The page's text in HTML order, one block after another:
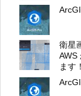
衛星
AWS
ます！